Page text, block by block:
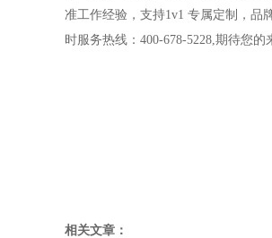
准工作经验，支持1v1 专属定制，品
时服务热线： 400-678-5228,期待您的
相关文章：